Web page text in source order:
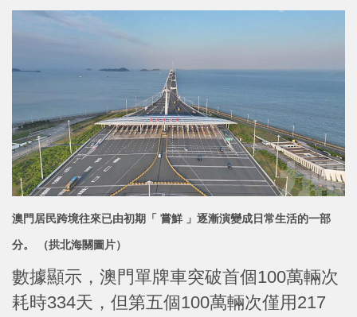
澳門居民跨境往來已由初期「 嘗鮮 」逐漸演變成日常生活的一部
分。 （拱北海關圖片）
數據顯示，澳門單牌車突破首個100萬輛次
耗時334天，但第五個100萬輛次僅用217